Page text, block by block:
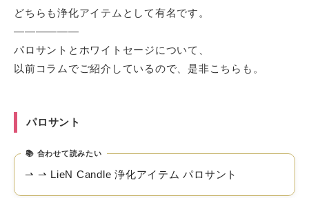
どちらも浄化アイテムとして有名です。
——————
パロサントとホワイトセージについて、
以前コラムでご紹介しているので、是非こちらも。
パロサント
合わせて読みたい
⇀ ⇀ LieN Candle 浄化アイテム パロサント